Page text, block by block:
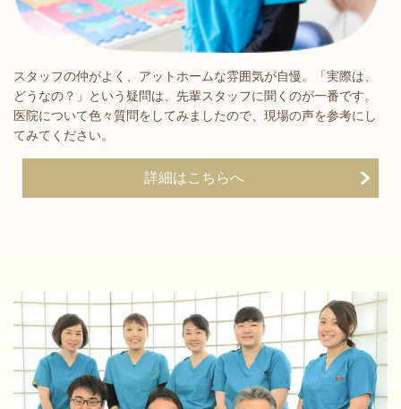
スタッフの仲がよく、アットホームな雰囲気が自慢。「実際は、
どうなの？」という疑問は、先輩スタッフに聞くのが一番です。
医院について色々質問をしてみましたので、現場の声を参考にし
てみてください。
詳細はこちらへ